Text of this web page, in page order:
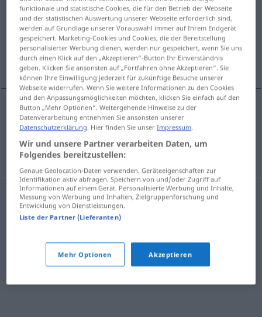
Übersicht aller Übersetzungen
(Für mehr Details die Übersetzung anklicken/antippen)
Kassenzettel, Kassenbon
Kassenzettelm kassabon
Kassenbonm kassabon
funktionale und statistische Cookies, die für den Betrieb der Webseite
und der statistischen Auswertung unserer Webseite erforderlich sind,
werden auf Grundlage unserer Vorauswahl immer auf Ihrem Endgerät
gespeichert. Marketing-Cookies und Cookies, die der Bereitstellung
personalisierter Werbung dienen, werden nur gespeichert, wenn Sie uns
durch einen Klick auf den „Akzeptieren“-Button Ihr Einverständnis
geben. Klicken Sie ansonsten auf „Fortfahren ohne Akzeptieren“. Sie
können Ihre Einwilligung jederzeit für zukünftige Besuche unserer
Webseite widerrufen. Wenn Sie weitere Informationen zu den Cookies
und den Anpassungsmöglichkeiten möchten, klicken Sie einfach auf den
Button „Mehr Optionen“. Weitergehende Hinweise zu der
Datenverarbeitung entnehmen Sie ansonsten unserer
Datenschutzerklärung. Hier finden Sie unserImpressum.
Wir und unsere Partner verarbeiten Daten, um
Folgendes bereitzustellen:
Genaue Geolocation-Daten verwenden. Geräteeigenschaften zur
Identifikation aktiv abfragen. Speichern von und/oder Zugriff auf
Informationen auf einem Gerät. Personalisierte Werbung und Inhalte,
Messung von Werbung und Inhalten, Zielgruppenforschung und
Entwicklung von Dienstleistungen.
Liste der Partner (Lieferanten)
Mehr Optionen Akzeptieren